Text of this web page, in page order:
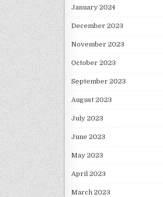
January 2024
December 2023
November 2023
October 2023
September 2023
August 2023
July 2023
June 2023
May 2023
April 2023
March 2023